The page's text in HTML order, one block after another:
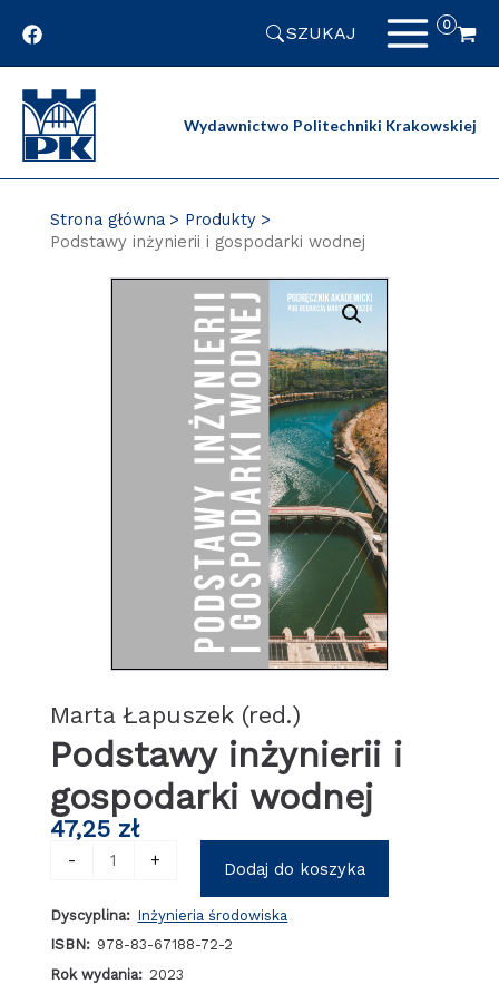
SZUKAJ
Wydawnictwo Politechniki Krakowskiej
Strona główna
Produkty
Podstawy inżynierii i gospodarki wodnej
Marta Łapuszek (red.)
Podstawy inżynierii i
gospodarki wodnej
47,25 zł
-
gospodarki
+ Dodaj do koszyka
Dyscyplina: Inżynieria środowiska
ISBN: 978-83-67188-72-2
Rok wydania: 2023